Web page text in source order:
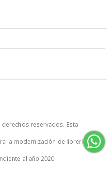
derechos reservados. Esta
la modernización de librerías de
al año 2020.